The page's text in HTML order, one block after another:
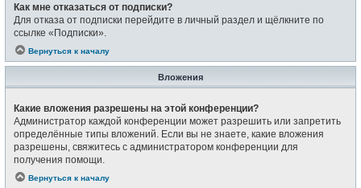
Как мне отказаться от подписки?
Для отказа от подписки перейдите в личный раздел и щёлкните по
ссылке «Подписки».
Вернуться к началу
Вложения
Какие вложения разрешены на этой конференции?
Администратор каждой конференции может разрешить или запретить
определённые типы вложений. Если вы не знаете, какие вложения
разрешены, свяжитесь с администратором конференции для
получения помощи.
Вернуться к началу